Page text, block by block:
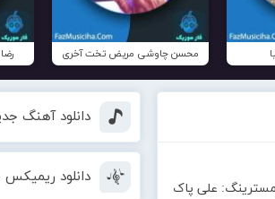
محسن چاوشی مریض تخت آخری
علی پاک
دانلود آهنگ
دانلود ریمیکس